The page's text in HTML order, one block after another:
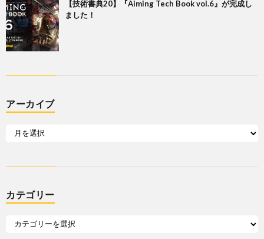
【技術書典20】『Aiming Tech Book vol.6』が完成し
ました！
アーカイブ
カテゴリー